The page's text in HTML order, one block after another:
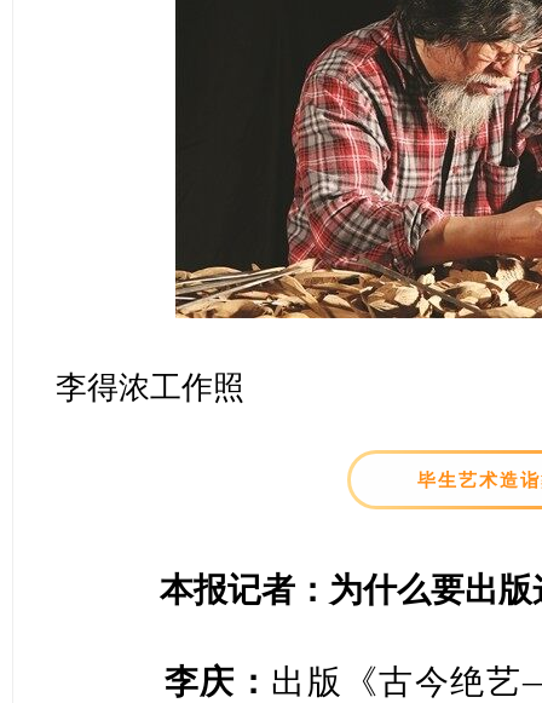
李得浓工作照
毕生艺术造
本报记者：为什么要出版
李庆： 出版《古今绝